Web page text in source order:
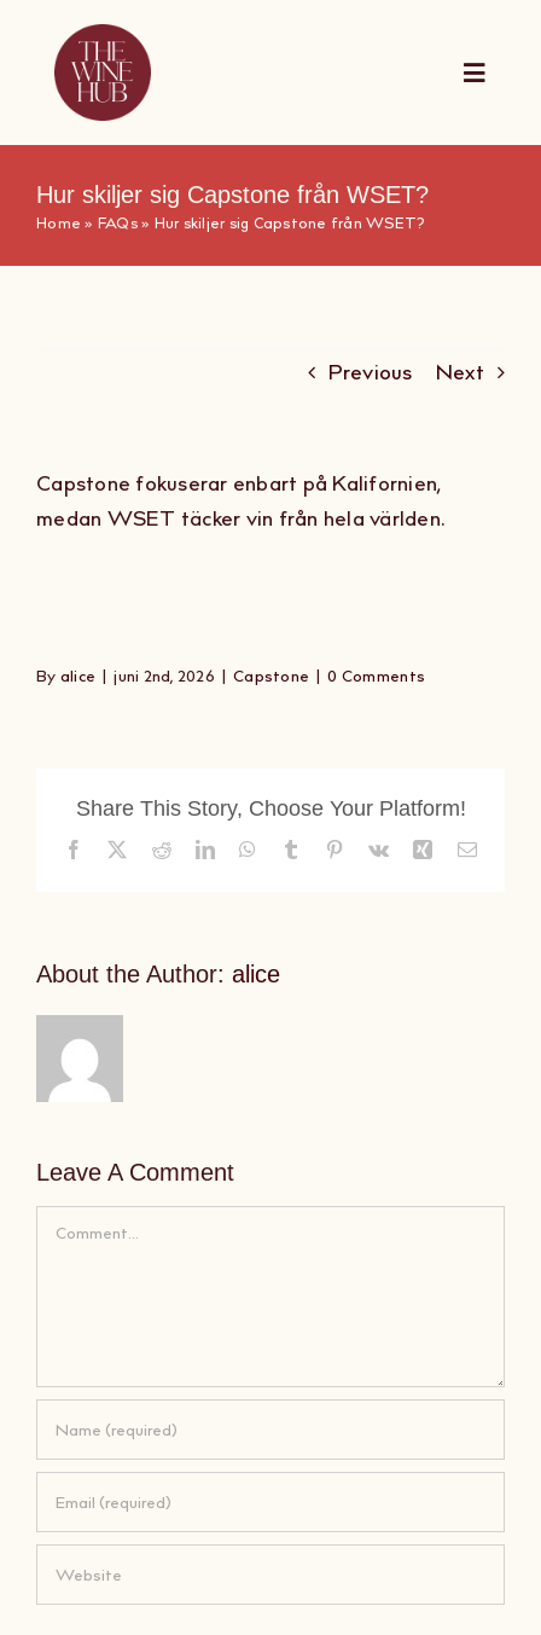
content
Toggle
Presentkort
Hur skiljer sig Capstone från WSET?
Home » FAQs» Hur skiljer sig Capstone från WSET?
Previous Next
Capstone fokuserar enbart på Kalifornien,
medan WSET täcker vin från hela världen.
By alice | juni 2nd, 2026 | Capstone | 0 Comments
Share This Story, Choose Your Platform!
Facebook RedditLinkedInWhatsApp
Tumblr Pinterest
Vk Xing Email
About the Author: alice
Leave A Comment
Comment